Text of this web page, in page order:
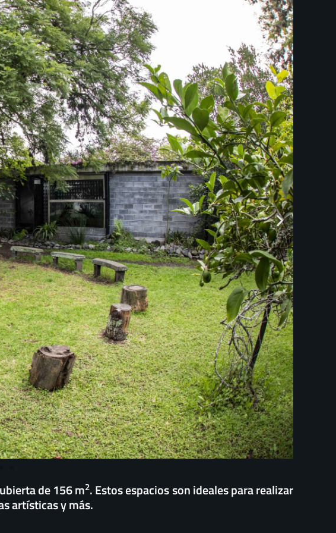
de 156 m2. Estos espacios son ideales para realizar
artísticas y más.